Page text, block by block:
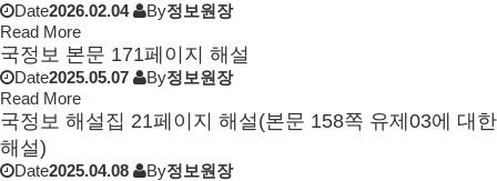
Date2026.02.04 By정보원장
Read More
국정보 본문 171페이지 해설
Date2025.05.07 By정보원장
Read More
국정보 해설집 21페이지 해설(본문 158쪽 유제03에 대한
해설)
Date2025.04.08 By정보원장